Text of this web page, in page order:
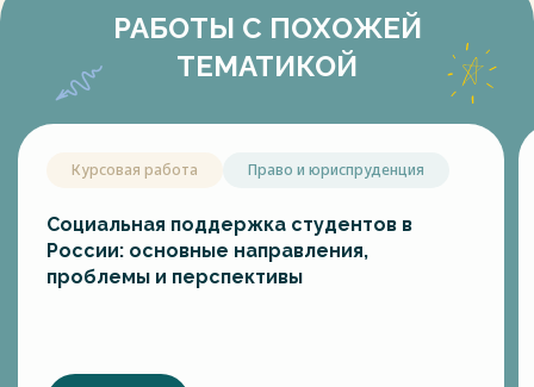
РАБОТЫ С ПОХОЖЕЙ
ТЕМАТИКОЙ
Курсовая работа Право и юриспруденция
Социальная поддержка студентов в
России: основные направления,
проблемы и перспективы